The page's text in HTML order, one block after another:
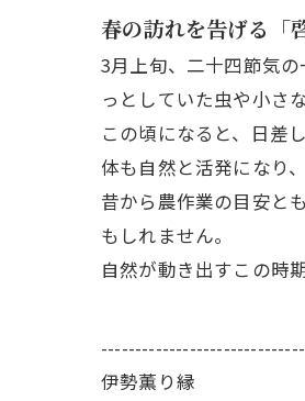
春の訪れを告げる「
3月上旬、二十四節気
っとしていた虫や小さ
この頃になると、日差
体も自然と活発になり
昔から農作業の目安と
もしれません。
自然が動き出すこの時
伊勢薫り縁